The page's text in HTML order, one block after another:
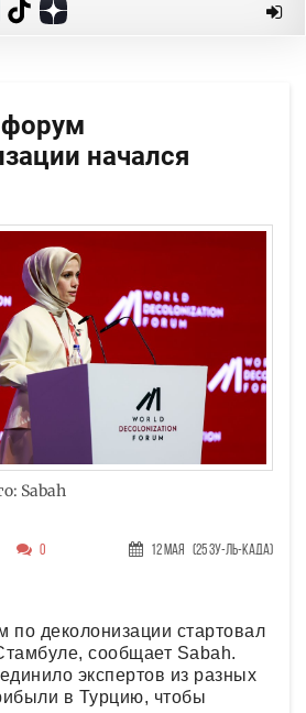
начался
Sabah
0 12 Мая (25 Зу-ль-када)
деколонизации стартовал
сообщает Sabah.
экспертов из разных
в Турцию, чтобы